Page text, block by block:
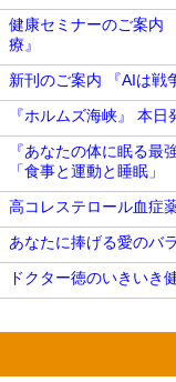
健康セミナーのご案
療』
新刊のご案内 『AIは戦
『ホルムズ海峡』 本日
『あなたの体に眠る
「食事と運動と睡眠」
高コレステロール血症
あなたに捧げる愛のバ
ドクター徳のいきいき